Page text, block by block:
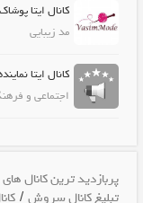
کانال ایتا
مد زیبایی
کانال ایتا
اجتماعی و
پربازدید ترین کانال
تبلیغ کانال سروش /